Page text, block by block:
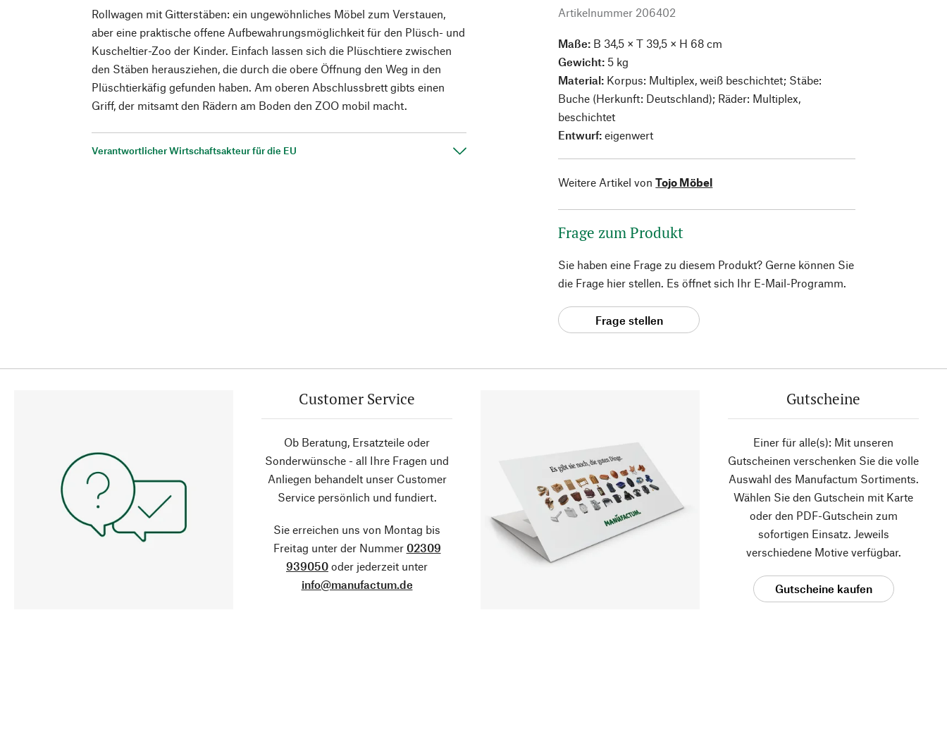
Rollwagen mit Gitterstäben: ein ungewöhnliches Möbel zum Verstauen,
aber eine praktische offene Aufbewahrungsmöglichkeit für den Plüsch- und
Kuscheltier-Zoo der Kinder. Einfach lassen sich die Plüschtiere zwischen
den Stäben herausziehen, die durch die obere Öffnung den Weg in den
Plüschtierkäfig gefunden haben. Am oberen Abschlussbrett gibts einen
Griff, der mitsamt den Rädern am Boden den ZOO mobil macht.
Verantwortlicher Wirtschaftsakteur für die EU
Artikelnummer 206402
Maße: B 34,5 × T 39,5 × H 68 cm
Gewicht: 5 kg
Material: Korpus: Multiplex, weiß beschichtet; Stäbe:
Buche (Herkunft: Deutschland); Räder: Multiplex,
beschichtet
Entwurf: eigenwert
Weitere Artikel von Tojo Möbel
Frage zum Produkt
Sie haben eine Frage zu diesem Produkt? Gerne können Sie
die Frage hier stellen. Es öffnet sich Ihr E-Mail-Programm.
Frage stellen
Customer Service
Ob Beratung, Ersatzteile oder
Sonderwünsche - all Ihre Fragen und
Anliegen behandelt unser Customer
Service persönlich und fundiert.
Sie erreichen uns von Montag bis
Freitag unter der Nummer 02309
939050 oder jederzeit unter
info@manufactum.de
Gutscheine
Einer für alle(s): Mit unseren
Gutscheinen verschenken Sie die volle
Auswahl des Manufactum Sortiments.
Wählen Sie den Gutschein mit Karte
oder den PDF-Gutschein zum
sofortigen Einsatz. Jeweils
verschiedene Motive verfügbar.
Gutscheine kaufen